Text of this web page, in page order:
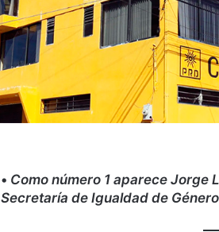
• Como número 1 aparece Jorge
Secretaría de Igualdad de